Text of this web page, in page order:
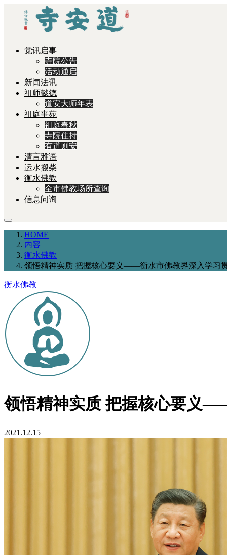
觉讯启事
寺院公告
活动通启
新闻法讯
祖师懿德
道安大师年表
祖庭事苑
祖庭春秋
寺院住持
有道则安
清言雅语
运水搬柴
衡水佛教
全市佛教场所查询
信息问询
HOME
内容
衡水佛教
领悟精神实质 把握核心要义——衡水市佛教界深入学习
衡水佛教
领悟精神实质 把握核心要义
2021.12.15